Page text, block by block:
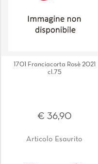
1701 Franciacorta Rosè 2021
cl.75
€ 36,90
Articolo Esaurito